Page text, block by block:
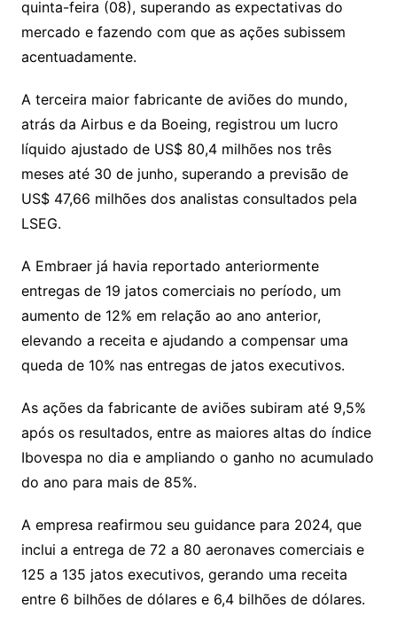
n
k
p
p
m
n
Cl
a
sr
o
m
a
g
k.
c
m
e o
M
l
d
s
quinta-feira (08), superando as expectativas do
mercado e fazendo com que as ações subissem
acentuadamente.
A terceira maior fabricante de aviões do mundo,
atrás da Airbus e da Boeing, registrou um lucro
líquido ajustado de US$ 80,4 milhões nos três
meses até 30 de junho, superando a previsão de
US$ 47,66 milhões dos analistas consultados pela
LSEG.
A Embraer já havia reportado anteriormente
entregas de 19 jatos comerciais no período, um
aumento de 12% em relação ao ano anterior,
elevando a receita e ajudando a compensar uma
queda de 10% nas entregas de jatos executivos.
As ações da fabricante de aviões subiram até 9,5%
após os resultados, entre as maiores altas do índice
Ibovespa no dia e ampliando o ganho no acumulado
do ano para mais de 85%.
A empresa reafirmou seu guidance para 2024, que
inclui a entrega de 72 a 80 aeronaves comerciais e
125 a 135 jatos executivos, gerando uma receita
entre 6 bilhões de dólares e 6,4 bilhões de dólares.